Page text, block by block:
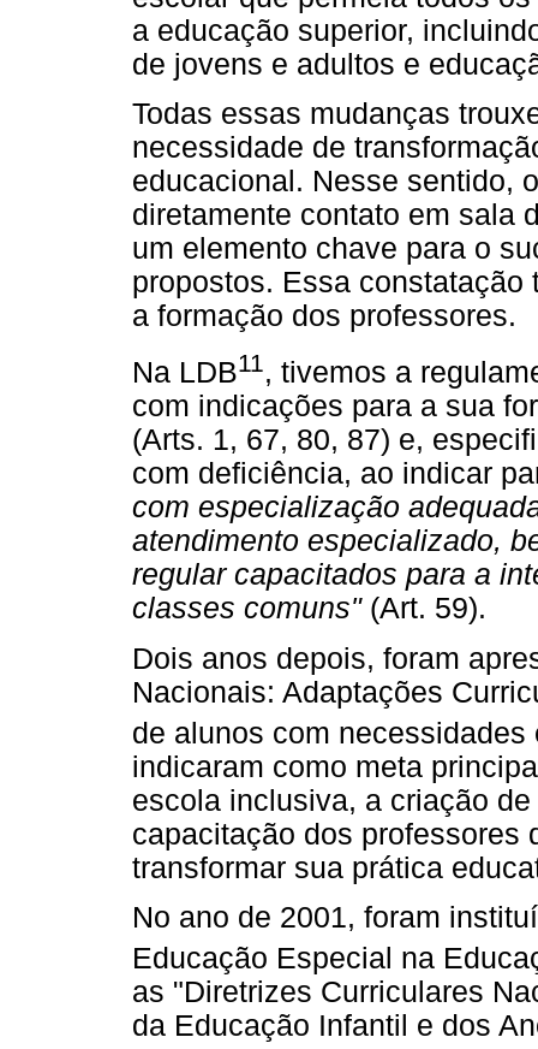
a educação superior,
de jovens e adultos e
Todas essas mudanças
necessidade de
educacional. Nesse sentido,
diretamente contato em sala
um elemento chave para o
propostos. Essa constatação
a formação dos professores.
Na LDB11, tivemos a
com indicações para a sua
(Arts. 1, 67, 80, 87) e,
com deficiência, ao indicar
com especialização
atendimento especializado,
regular capacitados para a
classes comuns"(Art. 59).
Dois anos depois, foram
Nacionais: Adaptações
de alunos com
indicaram como meta
escola inclusiva, a criação
capacitação dos professores
transformar sua prática
No ano de 2001, foram
Educação Especial na
as "Diretrizes Curriculares
da Educação Infantil e dos